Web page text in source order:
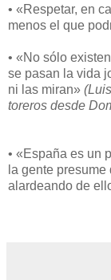
• «Respetar, en
menos el que
• «No sólo
se pasan la vida
ni las miran»
toreros desde
• «España es un
la gente
alardeando de